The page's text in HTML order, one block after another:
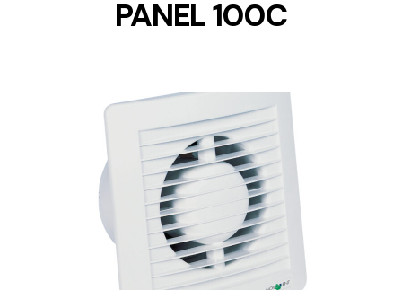
PANEL 100C
DETAILS